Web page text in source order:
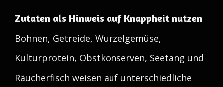
Zutaten als Hinweis auf Knappheit nutzen
Bohnen, Getreide, Wurzelgemüse,
Kulturprotein, Obstkonserven, Seetang und
Räucherfisch weisen auf unterschiedliche